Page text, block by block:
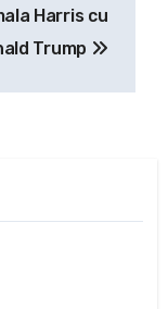
Harris cu
Trump